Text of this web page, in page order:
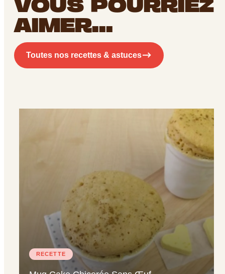
AIMER...
Toutes nos recettes & astuces
RECETTE
TECHNIQUE DU
PRODUIT PAR E-MAIL
Recevoir le document